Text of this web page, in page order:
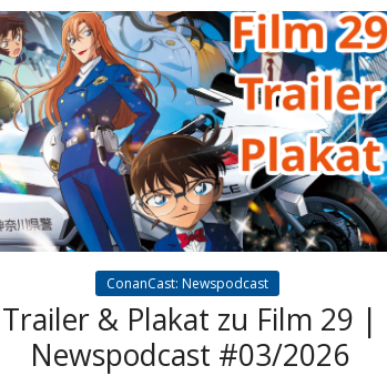
ConanCast: Newspodcast
Trailer & Plakat zu Film 29 |
Newspodcast #03/2026